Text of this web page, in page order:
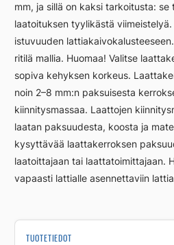
mm, ja sillä on kaksi tarkoitusta:
laatoituksen tyylikästä
istuvuuden
ritilä mallia. Huomaa! Valitse
sopiva kehyksen korkeus.
noin 2–8 mm:n paksuisesta
kiinnitysmassaa. Laattojen
laatan paksuudesta, koosta ja
kysyttävää laattakerroksen
laatoittajaan tai laattatoimittajaan.
vapaasti lattialle asennettaviin
TUOTETIEDOT